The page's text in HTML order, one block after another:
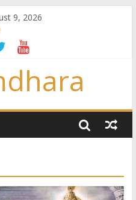
9, 2026
क्यों नहीं हैं
वैज्ञानिक समय गणना तन्त्र
हो ??